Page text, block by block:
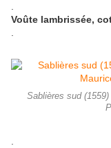
.
Voûte lambrissée,
.
Sablières sud
.